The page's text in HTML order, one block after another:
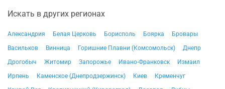
Искать в других регионах
Александрия Белая Церковь Борисполь Боярка
Бровары
Васильков
Винница Горишние Плавни (Комсомольск)
Днепр
Дрогобыч
Житомир Запорожье Ивано-Франковск
Измаил
Ирпень
Каменское (Днепродзержинск) Киев
Кременчуг